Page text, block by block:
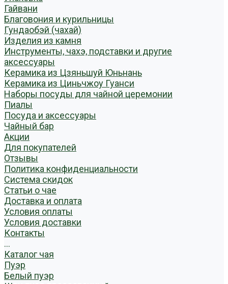
Гайвани
Благовония и курильницы
Гундаобэй (чахай)
Изделия из камня
Инструменты, чахэ, подставки и другие
аксессуары
Керамика из Цзяньшуй Юньнань
Керамика из Циньчжоу Гуанси
Наборы посуды для чайной церемонии
Пиалы
Посуда и аксессуары
Чайный бар
Акции
Для покупателей
Отзывы
Политика конфиденциальности
Система скидок
Статьи о чае
Доставка и оплата
Условия оплаты
Условия доставки
Контакты
...
Каталог чая
Пуэр
Белый пуэр